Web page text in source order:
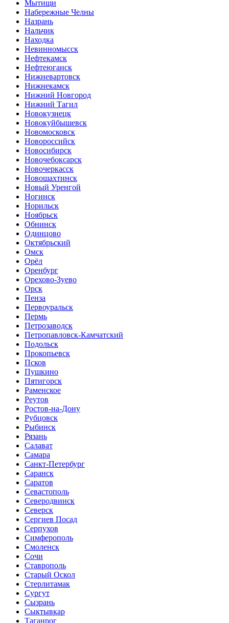
Мытищи
Набережные Челны
Назрань
Нальчик
Находка
Невинномысск
Нефтекамск
Нефтеюганск
Нижневартовск
Нижнекамск
Нижний Новгород
Нижний Тагил
Новокузнецк
Новокуйбышевск
Новомосковск
Новороссийск
Новосибирск
Новочебоксарск
Новочеркасск
Новошахтинск
Новый Уренгой
Ногинск
Норильск
Ноябрьск
Обнинск
Одинцово
Октябрьский
Омск
Орёл
Оренбург
Орехово-Зуево
Орск
Пенза
Первоуральск
Пермь
Петрозаводск
Петропавловск-Камчатский
Подольск
Прокопьевск
Псков
Пушкино
Пятигорск
Раменское
Реутов
Ростов-на-Дону
Рубцовск
Рыбинск
Рязань
Салават
Самара
Санкт-Петербург
Саранск
Саратов
Севастополь
Северодвинск
Северск
Сергиев Посад
Серпухов
Симферополь
Смоленск
Сочи
Ставрополь
Старый Оскол
Стерлитамак
Сургут
Сызрань
Сыктывкар
Таганрог